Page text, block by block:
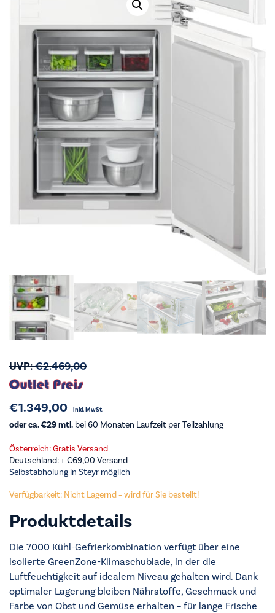
UVP:€2.469,00
€1.349,00 inkl. MwSt.
oder ca. €29 mtl. bei 60 Monaten Laufzeit per Teilzahlung
Österreich: Gratis Versand
Deutschland: +€69,00 Versand
Selbstabholung in Steyr möglich
Verfügbarkeit: Nicht Lagernd – wird für Sie bestellt!
Produktdetails
Die 7000 Kühl-Gefrierkombination verfügt über eine
isolierte GreenZone-Klimaschublade, in der die
Luftfeuchtigkeit auf idealem Niveau gehalten wird. Dank
optimaler Lagerung bleiben Nährstoffe, Geschmack und
Farbe von Obst und Gemüse erhalten – für lange Frische